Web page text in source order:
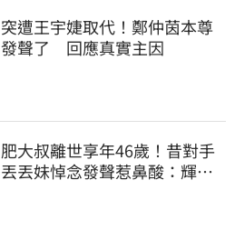
突遭王宇婕取代！鄭仲茵本尊
發聲了 回應真實主因
肥大叔離世享年46歲！昔對手
丟丟妹悼念發聲惹鼻酸：輝哥